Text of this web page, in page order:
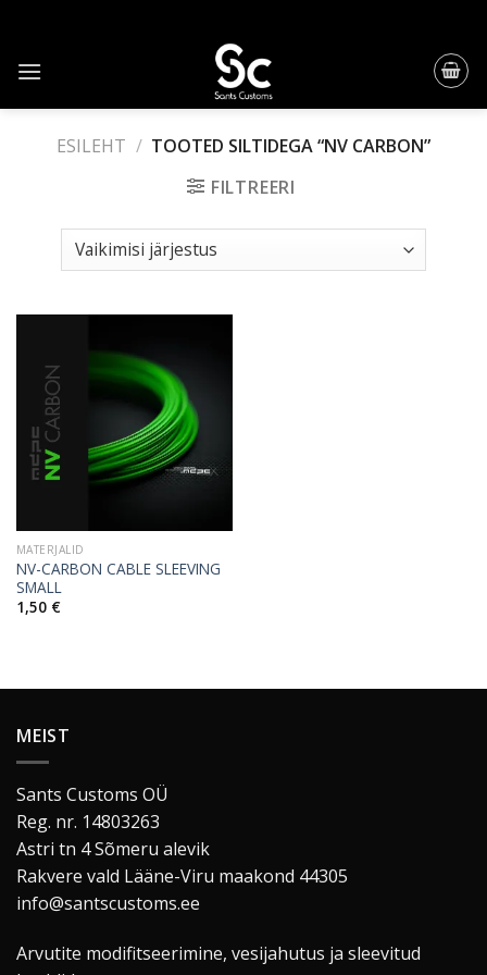
content
ESILEHT / TOOTED SILTIDEGA “NV CARBON”
FILTREERI
MATERJALID
NV-CARBON CABLE SLEEVING
SMALL
1,50 €
MEIST
Sants Customs OÜ
Reg. nr. 14803263
Astri tn 4 Sõmeru alevik
Rakvere vald Lääne-Viru maakond 44305
info@santscustoms.ee
Arvutite modifitseerimine, vesijahutus ja sleevitud